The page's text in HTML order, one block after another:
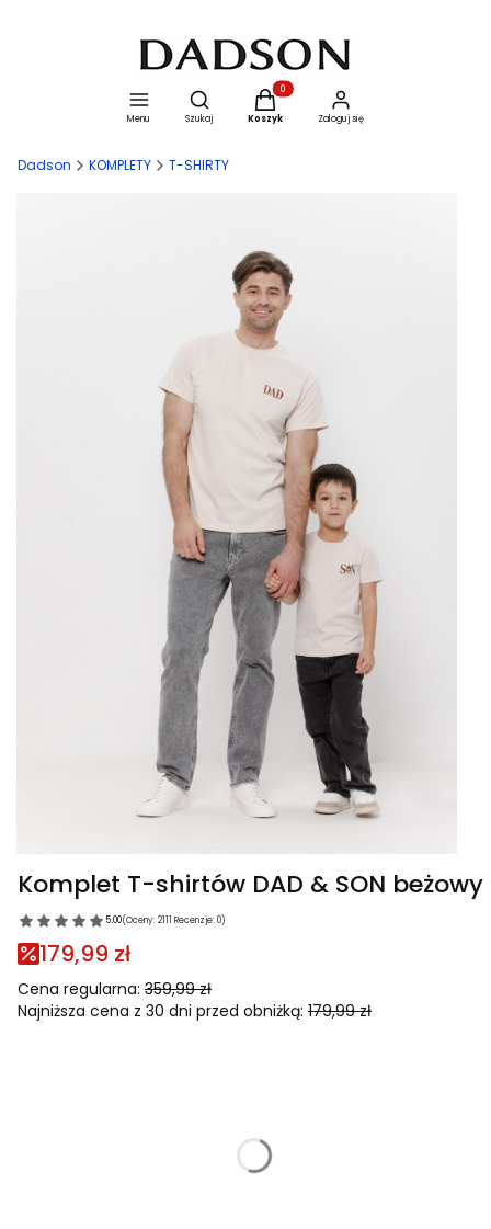
Menu
Otwórz wyszukiwarkę
Szukaj
Produkty w koszyku: 0. Zobacz
Koszyk Zaloguj się
Dadson KOMPLETY T-SHIRTY
Komplet T-shirtów DAD & SON beżowy
5.00(Oceny: 2111 Recenzje: 0)
179,99 zł
Cena regularna: 359,99 zł
Najniższa cena z 30 dni przed obniżką: 179,99 zł